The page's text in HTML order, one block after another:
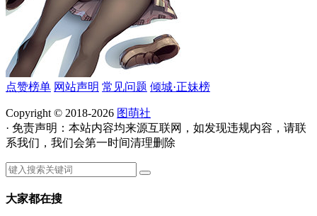
点赞榜单 网站声明 常见问题 倾城·正妹榜
Copyright © 2018-2026 图萌社
· 免责声明：本站内容均来源互联网，如发现违规内容，请联
系我们，我们会第一时间清理删除
大家都在搜